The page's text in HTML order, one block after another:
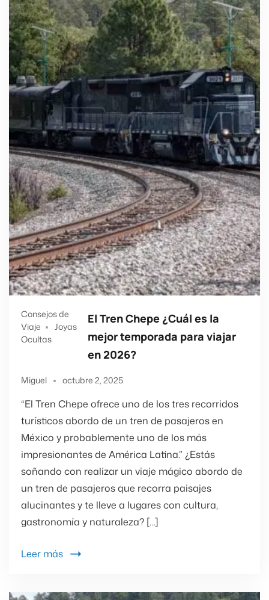
Consejos de
Viaje
Joyas
Ocultas
El Tren Chepe ¿Cuál es la
mejor temporada para viajar
en 2026?
Miguel octubre 2, 2025
“El Tren Chepe ofrece uno de los tres recorridos
turísticos abordo de un tren de pasajeros en
México y probablemente uno de los más
impresionantes de América Latina.” ¿Estás
soñando con realizar un viaje mágico abordo de
un tren de pasajeros que recorra paisajes
alucinantes y te lleve a lugares con cultura,
gastronomía y naturaleza? […]
Leer más